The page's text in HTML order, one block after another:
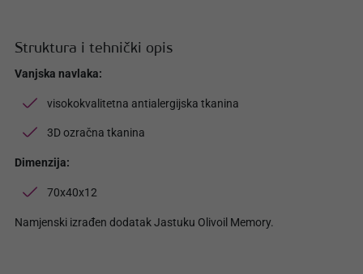
Struktura i tehnički opis
Vanjska navlaka:
visokokvalitetna antialergijska tkanina
3D ozračna tkanina
Dimenzija:
70x40x12
Namjenski izrađen dodatak Jastuku Olivoil Memory.